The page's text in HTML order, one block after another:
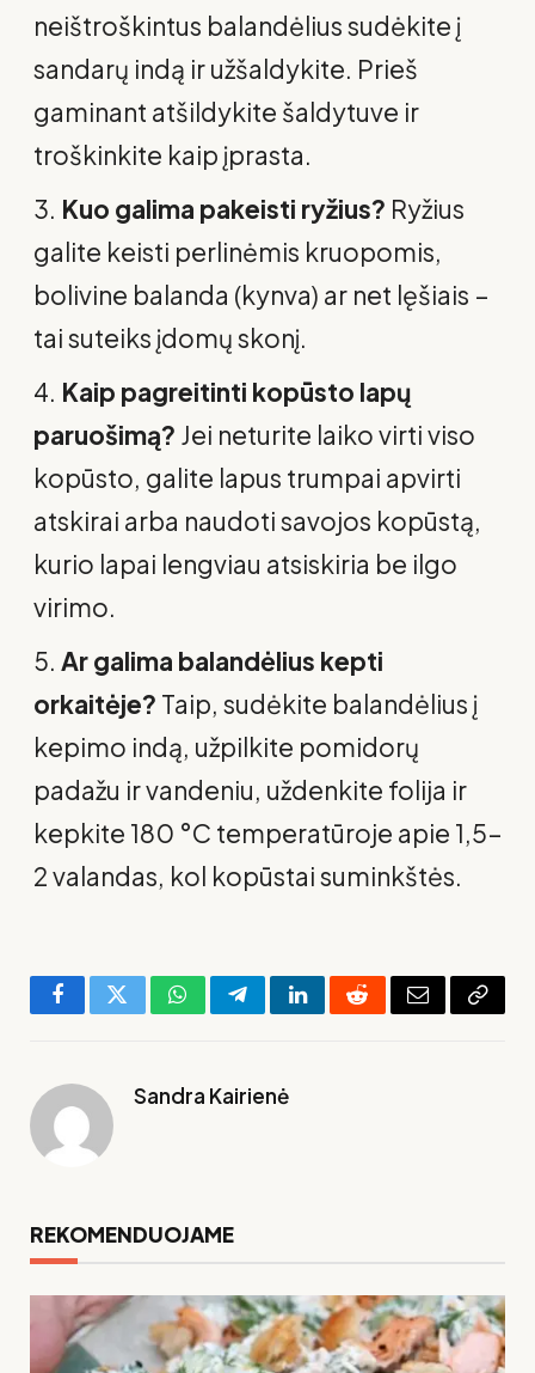
neištroškintus balandėlius sudėkite į
sandarų indą ir užšaldykite. Prieš
gaminant atšildykite šaldytuve ir
troškinkite kaip įprasta.
Kuo galima pakeisti ryžius? Ryžius
galite keisti perlinėmis kruopomis,
bolivine balanda (kynva) ar net lęšiais –
tai suteiks įdomų skonį.
Kaip pagreitinti kopūsto lapų
paruošimą? Jei neturite laiko virti viso
kopūsto, galite lapus trumpai apvirti
atskirai arba naudoti savojos kopūstą,
kurio lapai lengviau atsiskiria be ilgo
virimo.
Ar galima balandėlius kepti
orkaitėje? Taip, sudėkite balandėlius į
kepimo indą, užpilkite pomidorų
padažu ir vandeniu, uždenkite folija ir
kepkite 180 °C temperatūroje apie 1,5–
2 valandas, kol kopūstai suminkštės.
FacebookTwitterWhatsAppTelegramLinkedInRedditEl.
Copy
Sandra Kairienė
REKOMENDUOJAME